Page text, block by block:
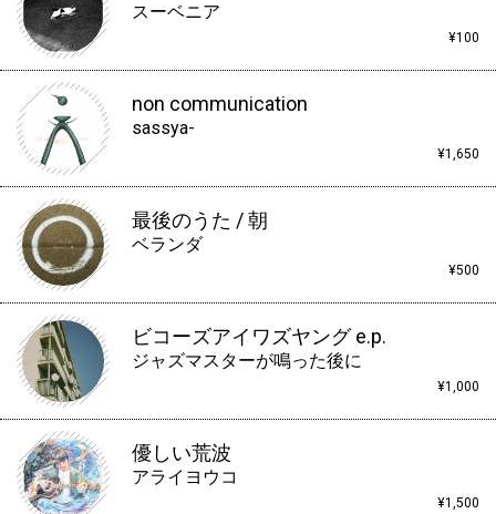
スーベニア
¥100
non communication
sassya-
¥1,650
最後のうた / 朝
ベランダ
¥500
ビコーズアイワズヤング e.p.
ジャズマスターが鳴った後に
¥1,000
優しい荒波
アライヨウコ
¥1,500